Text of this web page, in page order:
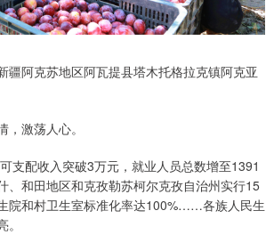
阿克苏地区阿瓦提县塔木托格拉克镇阿克亚
激荡人心。
支配收入突破3万元，就业人员总数增至1391
、和田地区和克孜勒苏柯尔克孜自治州实行15
院和村卫生室标准化率达100%……各族人民生